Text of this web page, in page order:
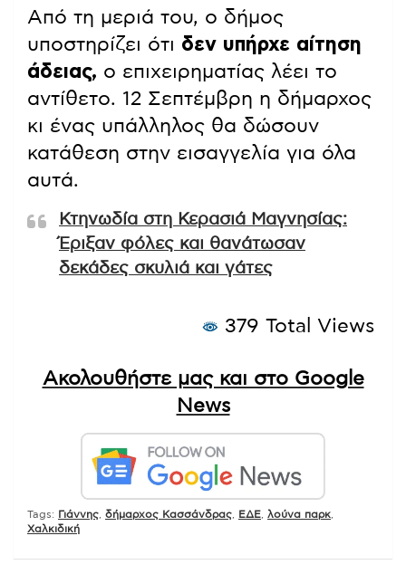
Από τη μεριά του, ο δήμος
υποστηρίζει ότι δεν υπήρχε αίτηση
άδειας, ο επιχειρηματίας λέει το
αντίθετο. 12 Σεπτέμβρη η δήμαρχος
κι ένας υπάλληλος θα δώσουν
κατάθεση στην εισαγγελία για όλα
αυτά.
Κτηνωδία στη Κερασιά Μαγνησίας:
Έριξαν φόλες και θανάτωσαν
δεκάδες σκυλιά και γάτες
379 Total Views
Ακολουθήστε μας και στο Google
News
Tags: Γιάννης δήμαρχος Κασσάνδρας ΕΔΕ λούνα παρκ
Χαλκιδική